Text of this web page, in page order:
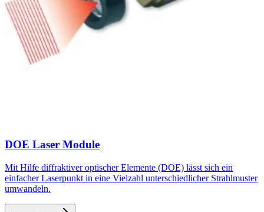
DOE Laser Module
Mit Hilfe diffraktiver optischer Elemente (DOE) lässt sich ein
einfacher Laserpunkt in eine Vielzahl unterschiedlicher Strahlmuster
umwandeln.